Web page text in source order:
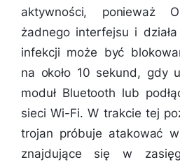
aktywności, ponieważ
żadnego interfejsu i
infekcji może być
na około 10 sekund, gdy
moduł Bluetooth lub
sieci Wi-Fi. W trakcie tej
trojan próbuje atakować
znajdujące się w